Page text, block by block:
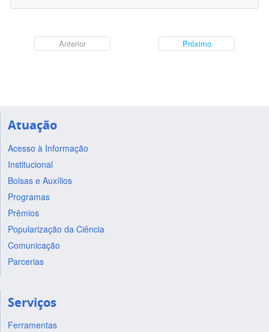
Anterior Próximo
Atuação
Acesso à Informação
Institucional
Bolsas e Auxílios
Programas
Prêmios
Popularização da Ciência
Comunicação
Parcerias
Serviços
Ferramentas